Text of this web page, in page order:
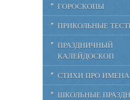
ГОРОСКОПЫ
ПРИКОЛЬНЫЕ
ПРАЗДНИЧНЫЙ
КАЛЕЙДОСКОП
СТИХИ ПРО ИМЕНА
ШКОЛЬНЫЕ